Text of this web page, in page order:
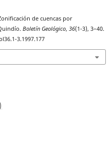
de cuencas por
Boletín Geológico,36(1-3), 3–40.
3.1997.177